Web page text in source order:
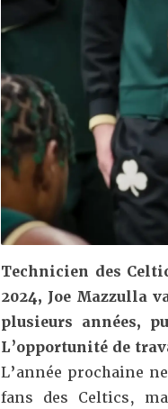
Technicien des
2024, Joe Mazzulla
plusieurs années,
L’opportunité de
L’année prochaine
fans des Celtics,